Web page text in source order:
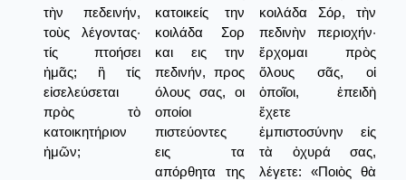
τὴν πεδεινήν,
τοὺς λέγοντας·
τίς πτοήσει
ἡμᾶς; ἢ τίς
εἰσελεύσεται
πρὸς τὸ
κατοικητήριον
ἡμῶν;
κατοικείς την
κοιλάδα Σορ
και εις την
πεδινήν, προς
όλους σας, οι
οποίοι
πιστεύοντες
εις τα
απόρθητα της
κοιλάδα Σόρ, τὴν
πεδινὴν περιοχήν·
ἔρχομαι πρὸς
ὅλους σᾶς, οἱ
ὁποῖοι, ἐπειδὴ
ἔχετε
ἐμπιστοσύνην εἰς
τὰ ὀχυρά σας,
λέγετε: «Ποιὸς θὰ